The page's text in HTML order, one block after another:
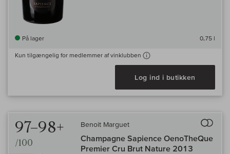
På lager 0,75 l
Kun tilgængelig for medlemmer af vinklubben
Log ind i butikken
97–98+
/100
Benoit Marguet
Champagne Sapience OenoTheQue
Premier Cru Brut Nature 2013